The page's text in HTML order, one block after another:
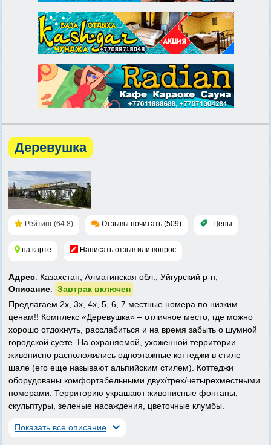
Деревушка
Рейтинг (64.8) Отзывы почитать (509) Цены
на карте Написать отзыв или вопрос
Адрес: Казахстан, Алматинская обл., Уйгурский р-н,
Описание: Завтрак включен
Предлагаем 2х, 3х, 4х, 5, 6, 7 местные номера по низким
ценам!! Комплекс «Деревушка» – отличное место, где можно
хорошо отдохнуть, расслабиться и на время забыть о шумной
городской суете. На охраняемой, ухоженной территории
живописно расположились одноэтажные коттеджи в стиле
шале (его еще называют альпийским стилем). Коттеджи
оборудованы комфортабельными двух/трех/четырехместными
номерами. Территорию украшают живописные фонтаны,
скульптуры, зеленые насаждения, цветочные клумбы.
Показать все описание